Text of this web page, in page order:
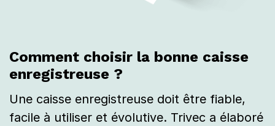
Comment choisir la bonne caisse
enregistreuse ?
Une caisse enregistreuse doit être fiable,
facile à utiliser et évolutive. Trivec a élaboré